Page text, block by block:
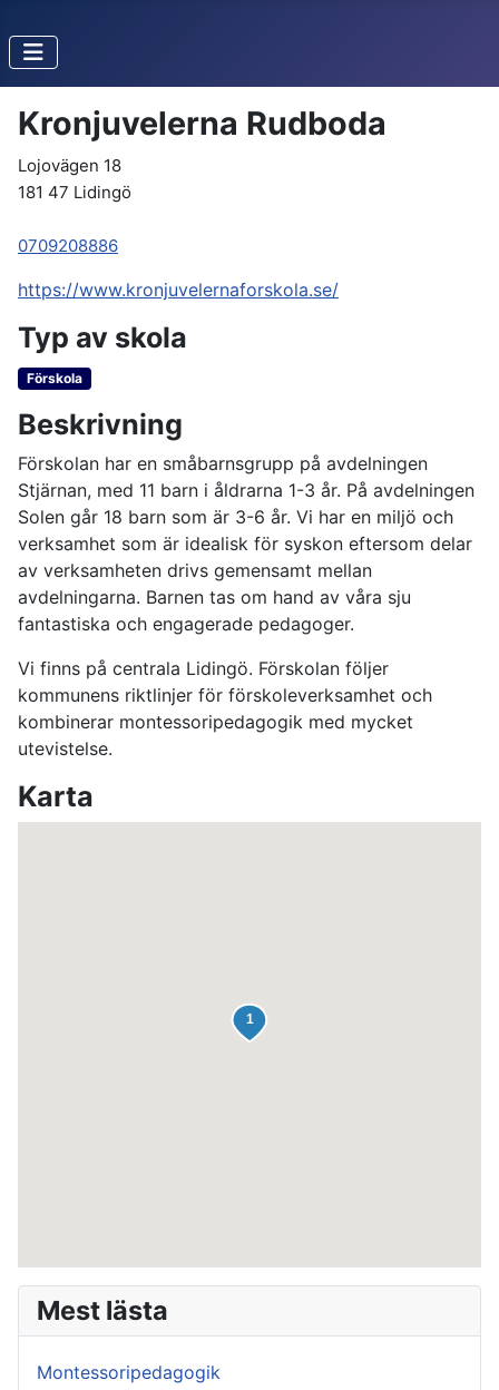
Kronjuvelerna Rudboda
Lojovägen 18
181 47 Lidingö
0709208886
https://www.kronjuvelernaforskola.se/
Typ av skola
Förskola
Beskrivning
Förskolan har en småbarnsgrupp på avdelningen
Stjärnan, med 11 barn i åldrarna 1-3 år. På avdelningen
Solen går 18 barn som är 3-6 år. Vi har en miljö och
verksamhet som är idealisk för syskon eftersom delar
av verksamheten drivs gemensamt mellan
avdelningarna. Barnen tas om hand av våra sju
fantastiska och engagerade pedagoger.
Vi finns på centrala Lidingö. Förskolan följer
kommunens riktlinjer för förskoleverksamhet och
kombinerar montessoripedagogik med mycket
utevistelse.
Karta
Mest lästa
Montessoripedagogik